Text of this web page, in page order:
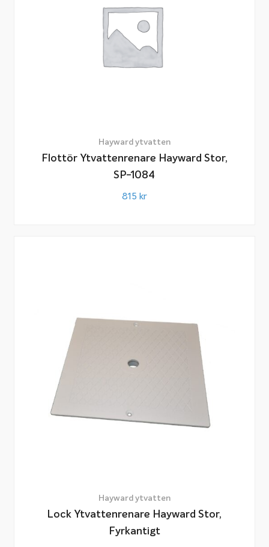
Hayward ytvatten
Flottör Ytvattenrenare Hayward Stor,
SP-1084
815 kr
Hayward ytvatten
Lock Ytvattenrenare Hayward Stor,
Fyrkantigt